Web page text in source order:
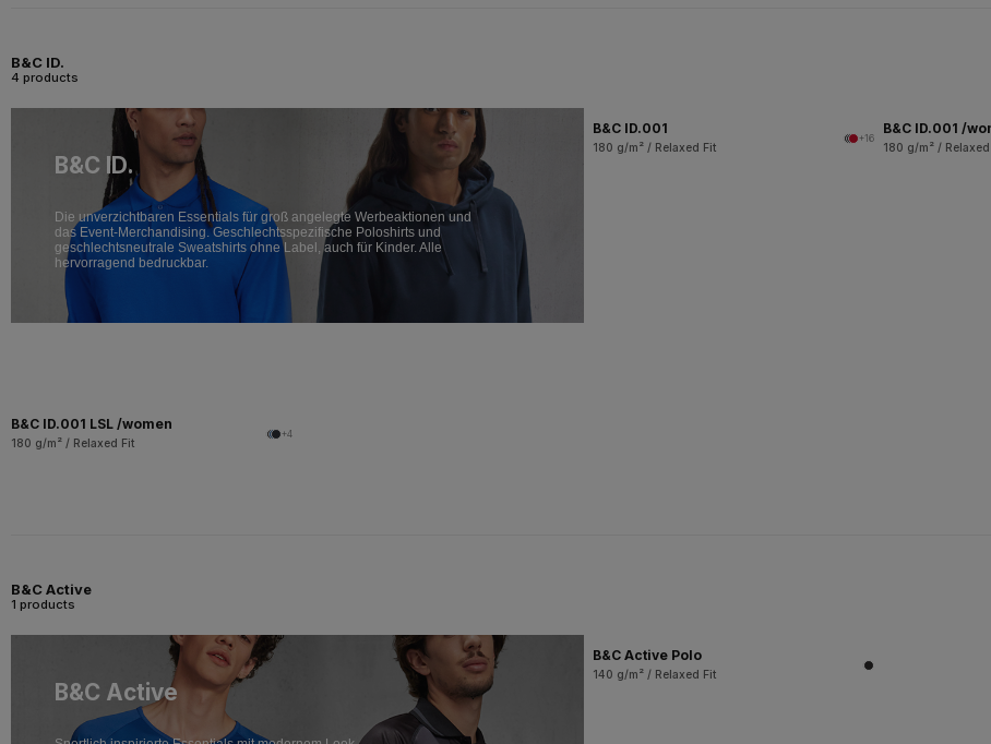
B&C ID.
4 products
B&C ID.
Die unverzichtbaren Essentials für groß angelegte Werbeaktionen und
das Event-Merchandising. Geschlechtsspezifische Poloshirts und
geschlechtsneutrale Sweatshirts ohne Label, auch für Kinder. Alle
hervorragend bedruckbar.
B&C ID.001
180 g/m² / Relaxed Fit
+16
B&C ID.001 /
180 g/m² /
B&C ID.001 LSL /women
180 g/m² / Relaxed Fit
+4
B&C Active
1 products
B&C Active
B&C Active Polo
140 g/m² / Relaxed Fit